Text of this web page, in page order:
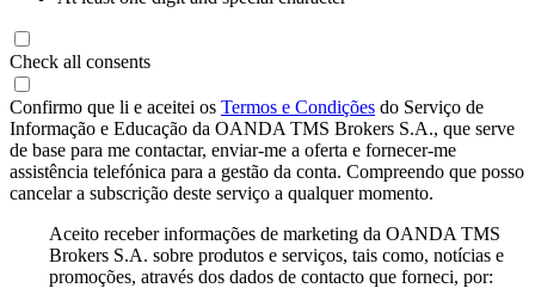
Check all consents
Confirmo que li e aceitei os Termos e Condições do Serviço de
Informação e Educação da OANDA TMS Brokers S.A., que serve
de base para me contactar, enviar-me a oferta e fornecer-me
assistência telefónica para a gestão da conta. Compreendo que posso
cancelar a subscrição deste serviço a qualquer momento.
Aceito receber informações de marketing da OANDA TMS
Brokers S.A. sobre produtos e serviços, tais como, notícias e
promoções, através dos dados de contacto que forneci, por: